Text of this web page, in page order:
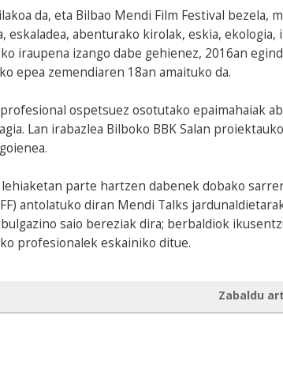
da, eta Bilbao Mendi Film Festival bezela,
eskaladea, abenturako kirolak, eskia, ekologia,
iraupena izango dabe gehienez, 2016an
epea zemendiaren 18an amaituko da.
ospetsuez osotutako epaimahaiak
Lan irabazlea Bilboko BBK Salan
parte hartzen dabenek dobako
antolatuko diran Mendi Talks
saio bereziak dira; berbaldiok
profesionalek eskainiko ditue.
Zabaldu